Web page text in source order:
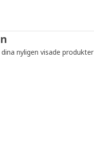
nyligen visade produkter